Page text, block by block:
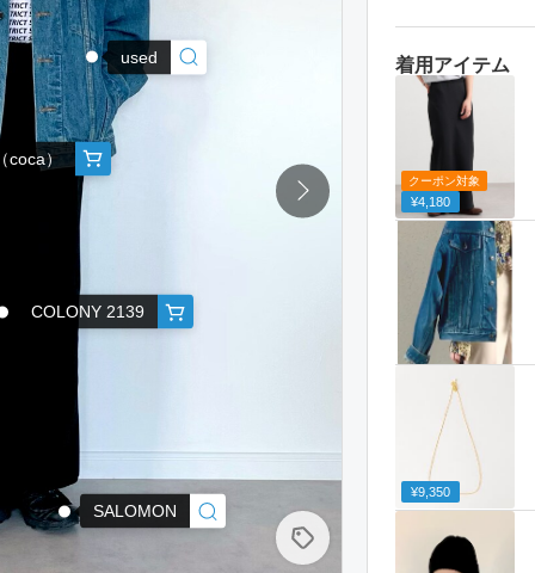
COLONY 2139
used
SALOMON
coca）
着用アイテム
クーポン対象
¥4,180
¥9,350